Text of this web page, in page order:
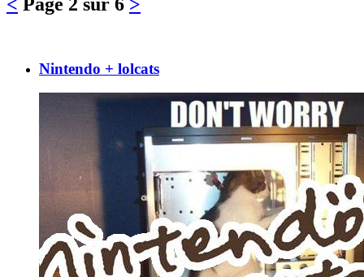
Nintendo + lolcats